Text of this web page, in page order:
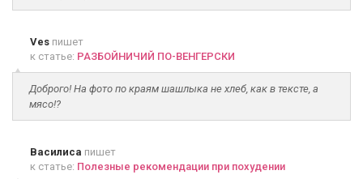
Ves пишет
к статье: РАЗБОЙНИЧИЙ ПО-ВЕНГЕРСКИ
Доброго! На фото по краям шашлыка не хлеб, как в тексте, а
мясо!?
Василиса пишет
к статье: Полезные рекомендации при похудении